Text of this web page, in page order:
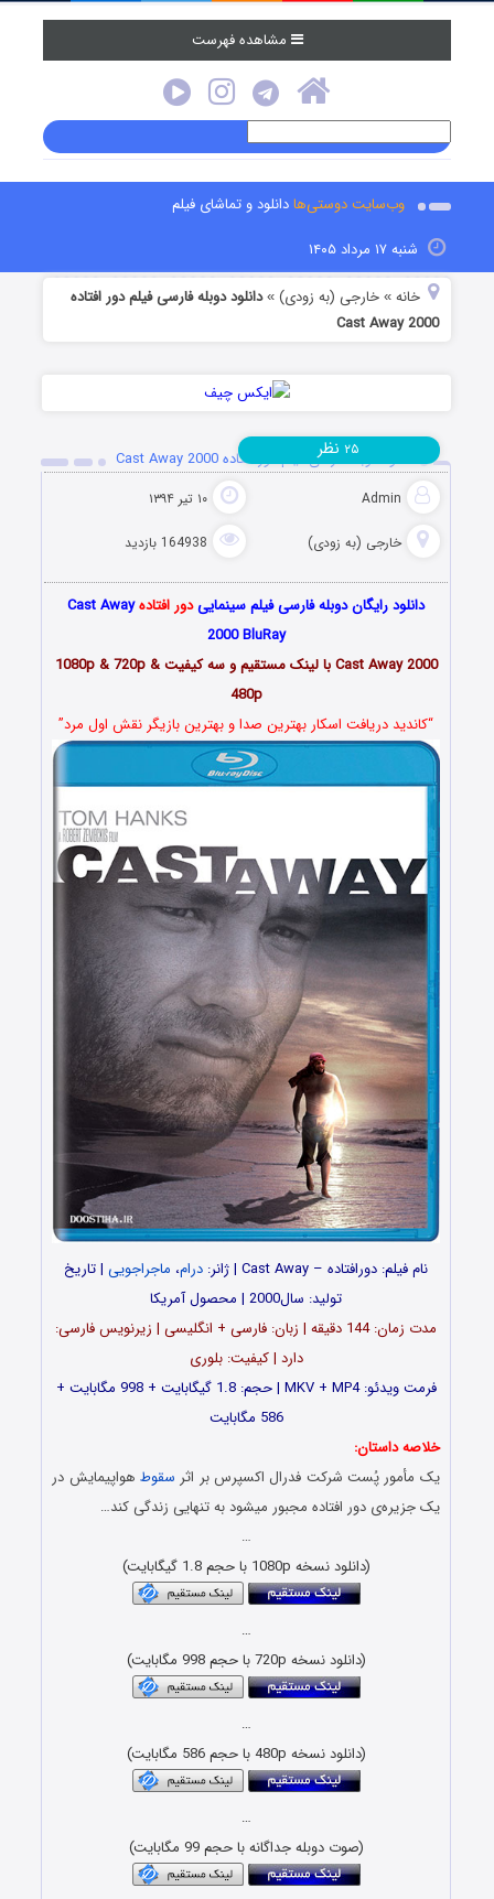
مشاهده فهرست
وب‌سایت دوستی‌هادانلود و تماشای فیلم
شنبه ۱۷ مرداد ۱۴۰۵
خانه »خارجی (به زودی) »دانلود دوبله فارسی فیلم دور افتاده
Cast Away 2000
دانلود دوبله فارسی فیلم دور افتاده Cast Away 2000
Admin ۱۰ تیر ۱۳۹۴
خارجی (به زودی) 164938 بازدید
۲۵ نظر
دانلود رایگان دوبله فارسی فیلم سینماییدور افتادهCast Away
2000 BluRay
Cast Away 2000 با لینک مستقیم و سه کیفیت 1080p & 720p &
480p
“کاندید دریافت اسکار بهترین صدا و بهترین بازیگر نقش اول مرد”
نام فیلم: دورافتاده – Cast Away | ژانر: درام، ماجراجویی | تاریخ
تولید: سال2000 | محصول آمریکا
مدت زمان: 144 دقیقه | زبان: فارسی + انگلیسی | زیرنویس فارسی:
دارد | کیفیت: بلوری
فرمت ویدئو: MKV + MP4 | حجم: 1.8 گیگابایت + 998 مگابایت +
586 مگابایت
خلاصه داستان:
یک مأمور پُست شرکت فدرال اکسپرس بر اثر سقوط هواپیمایش در
یک جزیره‌ی دور افتاده مجبور میشود به تنهایی زندگی کند…
…
(دانلود نسخه 1080p با حجم 1.8 گیگابایت)
…
(دانلود نسخه 720p با حجم 998 مگابایت)
…
(دانلود نسخه 480p با حجم 586 مگابایت)
…
(صوت دوبله جداگانه با حجم 99 مگابایت)